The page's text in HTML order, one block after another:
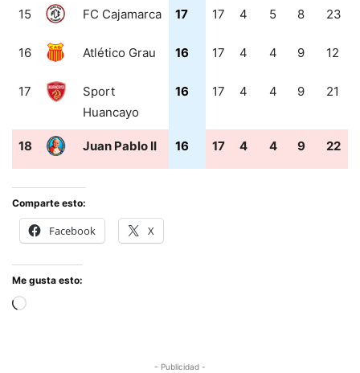
15 FC Cajamarca 17 17 4 5 8 23
16 Atlético Grau 16 17 4 4 9 12
17
Sport
Huancayo
16 17 4 4 9 21
18 Juan Pablo II 16 17 4 4 9 22
Comparte esto:
Facebook X
Me gusta esto:
Cargando...
- Publicidad -